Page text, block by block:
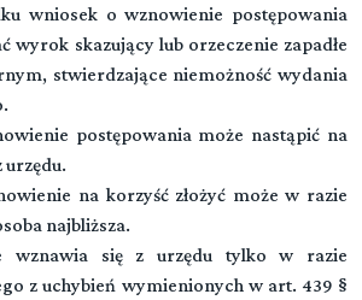
wniosek o wznowienie postępowania
wyrok skazujący lub orzeczenie zapadłe
stwierdzające niemożność wydania
postępowania może nastąpić na
urzędu.
na korzyść złożyć może w razie
najbliższa.
wznawia się z urzędu tylko w razie
z uchybień wymienionych w art. 439 §